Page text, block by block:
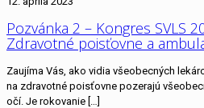
Pozvánka 2 – Kongres SVLS
Zdravotné poisťovne a
Zaujíma Vás, ako vidia všeobecných
na zdravotné poisťovne pozerajú
očí. Je rokovanie […]